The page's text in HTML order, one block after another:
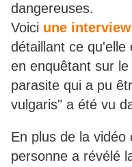
dangereuses.
Voici une
détaillant ce
en enquêtant sur
parasite qui a pu
vulgaris" a été vu
En plus de la
personne a révélé